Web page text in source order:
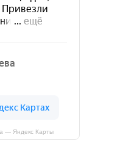
— Яндекс Карты